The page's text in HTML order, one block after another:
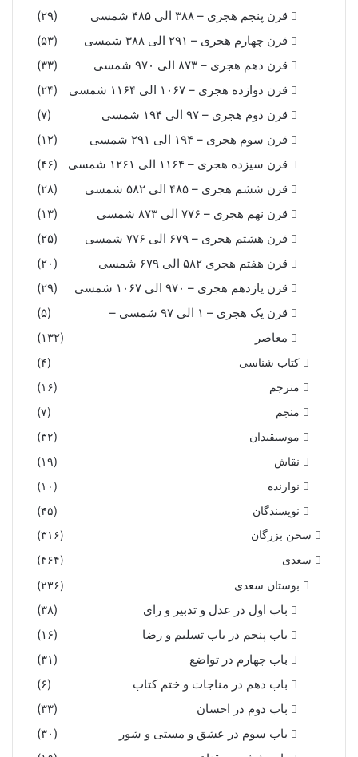
قرن پنجم هجری – ۳۸۸ الی ۴۸۵ شمسی
(۲۹)
قرن چهارم هجری – ۲۹۱ الی ۳۸۸ شمسی
(۵۳)
قرن دهم هجری – ۸۷۳ الی ۹۷۰ شمسی
(۳۳)
قرن دوازده هجری – ۱۰۶۷ الی ۱۱۶۴ شمسی
(۲۴)
قرن دوم هجری – ۹۷ الی ۱۹۴ شمسی
(۷)
قرن سوم هجری – ۱۹۴ الی ۲۹۱ شمسی
(۱۲)
قرن سیزده هجری – ۱۱۶۴ الی ۱۲۶۱ شمسی
(۴۶)
قرن ششم هجری – ۴۸۵ الی ۵۸۲ شمسی
(۲۸)
قرن نهم هجری – ۷۷۶ الی ۸۷۳ شمسی
(۱۳)
قرن هشتم هجری – ۶۷۹ الی ۷۷۶ شمسی
(۲۵)
قرن هفتم هجری ۵۸۲ الی ۶۷۹ شمسی
(۲۰)
قرن یازدهم هجری – ۹۷۰ الی ۱۰۶۷ شمسی
(۲۹)
قرن یک هجری – ۱ الی ۹۷ شمسی –
(۵)
معاصر
(۱۳۲)
کتاب شناسی
(۴)
مترجم
(۱۶)
منجم
(۷)
موسیقیدان
(۳۲)
نقاش
(۱۹)
نوازنده
(۱۰)
نویسندگان
(۴۵)
سخن بزرگان
(۳۱۶)
سعدی
(۴۶۴)
بوستان سعدی (۲۳۶)
باب اول در عدل و تدبیر و رای
(۳۸)
باب پنجم در باب تسلیم و رضا
(۱۶)
باب چهارم در تواضع
(۳۱)
باب دهم در مناجات و ختم کتاب
(۶)
باب دوم در احسان
(۳۳)
باب سوم در عشق و مستی و شور
(۳۰)